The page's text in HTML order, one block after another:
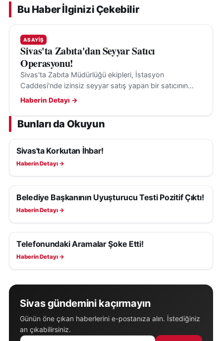
Bu Haber İlginizi Çekebilir
ASAYIŞ
Sivas'ta Zabıta'dan Seyyar Satıcı
Operasyonu!
Sivas'ta Zabıta Müdürlüğü ekipleri, İstasyon
Caddesi'nde izinsiz seyyar satış yapan bir satıcının
tezgâhını kaldırarak denetimlerini sürdürüyor.
Haberin Detayı →
Bunları da Okuyun
ASAYIŞ
Sivas'ta Korkutan İhbar!
Haberin Detayı →
ASAYIŞ
Belediye Başkanının Uyuşturucu Testi Pozitif Çıktı!
Haberin Detayı →
ASAYIŞ
Telefonundaki Aramalar Şoke Etti!
Haberin Detayı →
Sivas gündemini kaçırmayın
Günün öne çıkan haberlerini e-postanıza alın. İstediğiniz
an çıkabilirsiniz.